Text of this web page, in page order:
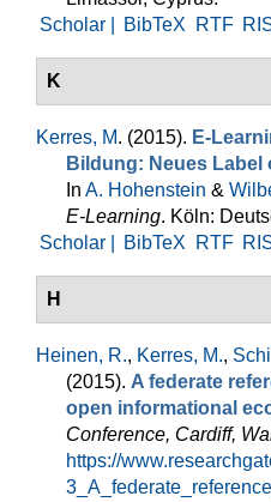
Scholar |
BibTeX RTF
K
Kerres, M. (2015). E-
Bildung: Neues Label
In A. Hohenstein &
E-Learning. Köln:
Scholar |
BibTeX RTF
H
Heinen, R., Kerres, M.,
(2015). A federate
open informational
Conference, Cardiff,
https://